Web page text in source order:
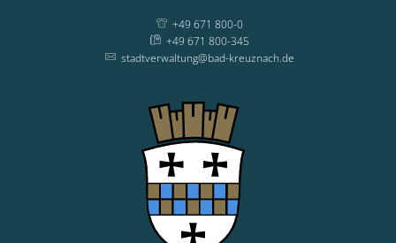
+49 671 800-0
+49 671 800-345
stadtverwaltung@bad-kreuznach.de